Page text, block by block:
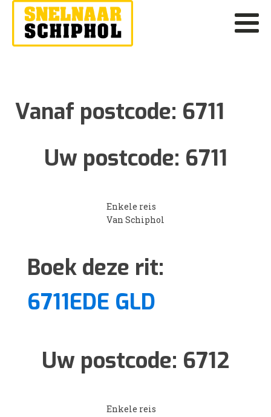
Vanaf postcode: 6711
Uw postcode: 6711
Enkele reis
Van Schiphol
Boek deze rit:
6711EDE GLD
Uw postcode: 6712
Enkele reis